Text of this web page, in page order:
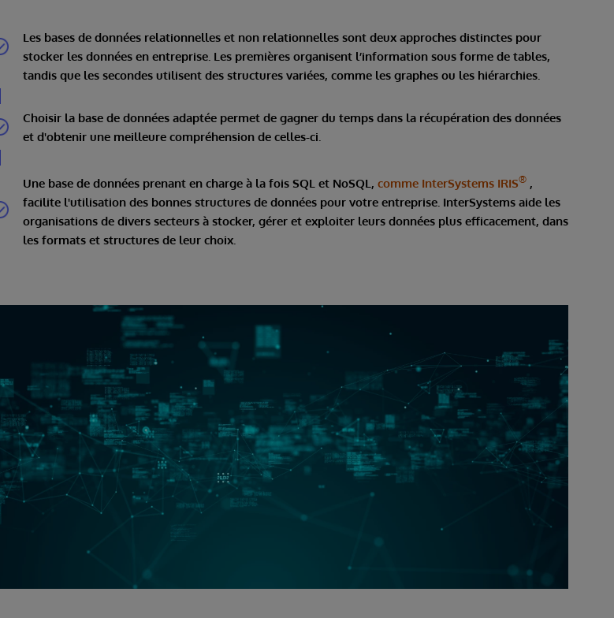
Les bases de données relationnelles et non relationnelles sont deux approches distinctes pour
stocker les données en entreprise. Les premières organisent l’information sous forme de tables,
tandis que les secondes utilisent des structures variées, comme les graphes ou les hiérarchies.
Choisir la base de données adaptée permet de gagner du temps dans la récupération des données
et d'obtenir une meilleure compréhension de celles-ci.
Une base de données prenant en charge à la fois SQL et NoSQL, comme InterSystems IRIS® ,
facilite l'utilisation des bonnes structures de données pour votre entreprise. InterSystems aide les
organisations de divers secteurs à stocker, gérer et exploiter leurs données plus efficacement, dans
les formats et structures de leur choix.